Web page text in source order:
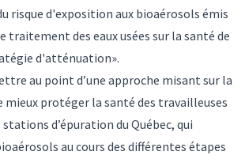
risque d'exposition aux bioaérosols émis
traitement des eaux usées sur la santé de
d'atténuation».
au point d’une approche misant sur la
mieux protéger la santé des travailleuses
d’épuration du Québec, qui
au cours des différentes étapes